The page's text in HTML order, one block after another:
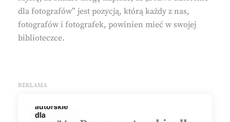
dla fotografów” jest pozycją, którą każdy z nas,
fotografów i fotografek, powinien mieć w swojej
biblioteczce.